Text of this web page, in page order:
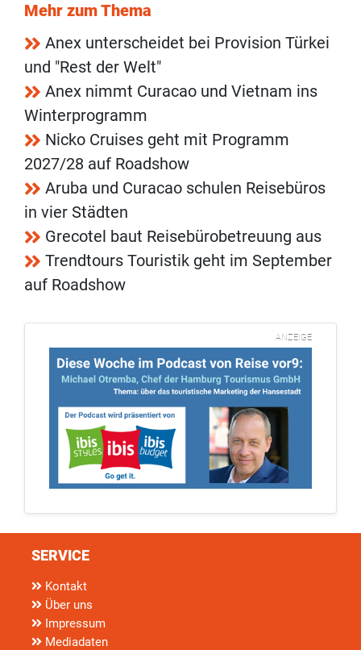
Mehr zum Thema
Anex unterscheidet bei Provision Türkei
und "Rest der Welt"
Anex nimmt Curacao und Vietnam ins
Winterprogramm
Nicko Cruises geht mit Programm
2027/28 auf Roadshow
Aruba und Curacao schulen Reisebüros
in vier Städten
Grecotel baut Reisebürobetreuung aus
Trendtours Touristik geht im September
auf Roadshow
ANZEIGE
SERVICE
Kontakt
Über uns
Impressum
Mediadaten